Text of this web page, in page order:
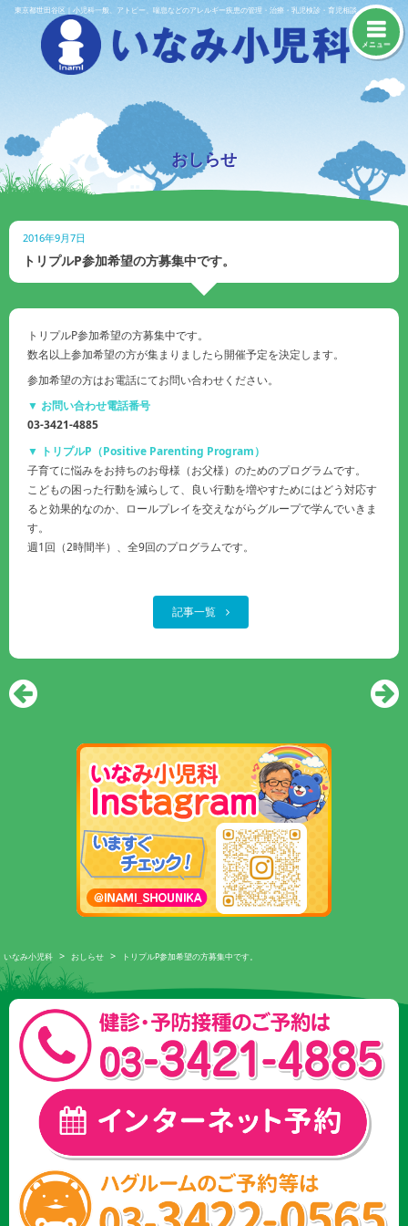
Skip東京都世田谷区｜小児科一般、アトピー、喘息などのアレルギー疾患の管理・治療・乳児検診・育児相談・予防接種
メニュー
おしらせ
2016年9月7日
トリプルP参加希望の方募集中です。
トリプルP参加希望の方募集中です。
数名以上参加希望の方が集まりましたら開催予定を決定します。
参加希望の方はお電話にてお問い合わせください。
▼ お問い合わせ電話番号
03-3421-4885
▼ トリプルP（Positive Parenting Program）
子育てに悩みをお持ちのお母様（お父様）のためのプログラムです。
こどもの困った行動を減らして、良い行動を増やすためにはどう対応す
ると効果的なのか、ロールプレイを交えながらグループで学んでいきま
す。
週1回（2時間半）、全9回のプログラムです。
記事一覧
いなみ小児科 > おしらせ > トリプルP参加希望の方募集中です。